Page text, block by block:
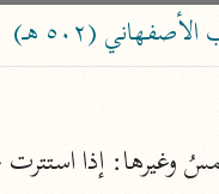
ساهم معنا(٥٠٢ هـ)
إذا